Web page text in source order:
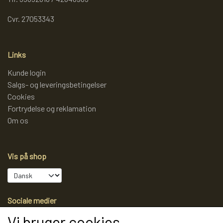
Cvr. 27053343
Links
Kunde login
Salgs- og leveringsbetingelser
Cookies
Fortrydelse og reklamation
Om os
Vis på shop
Sociale medier